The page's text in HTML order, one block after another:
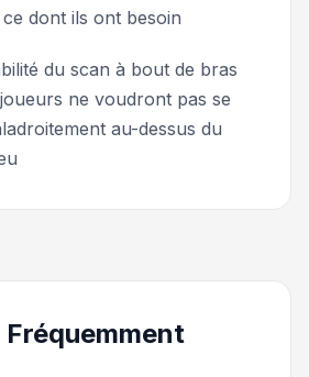
dont ils ont besoin
du scan à bout de bras
ne voudront pas se
au-dessus du